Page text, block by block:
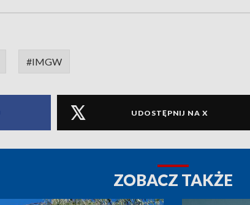
#IMGW
UDOSTĘPNIJ NA X
ZOBACZ TAKŻE